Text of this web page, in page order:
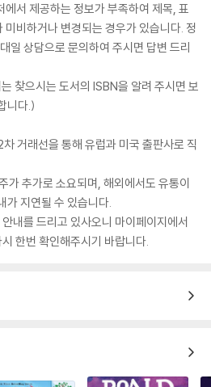
서 제공하는 정보가 부족하여 제목, 표
비하거나 변경되는 경우가 있습니다. 정
일 상담으로 문의하여 주시면 답변 드리
찾으시는 도서의 ISBN을 알려 주시면 보
니다.)
거래선을 통해 유럽과 미국 출판사로 직
가 추가로 소요되며, 해외에서도 유통이
가 지연될 수 있습니다.
내를 드리고 있사오니 마이페이지에서
한번 확인해주시기 바랍니다.